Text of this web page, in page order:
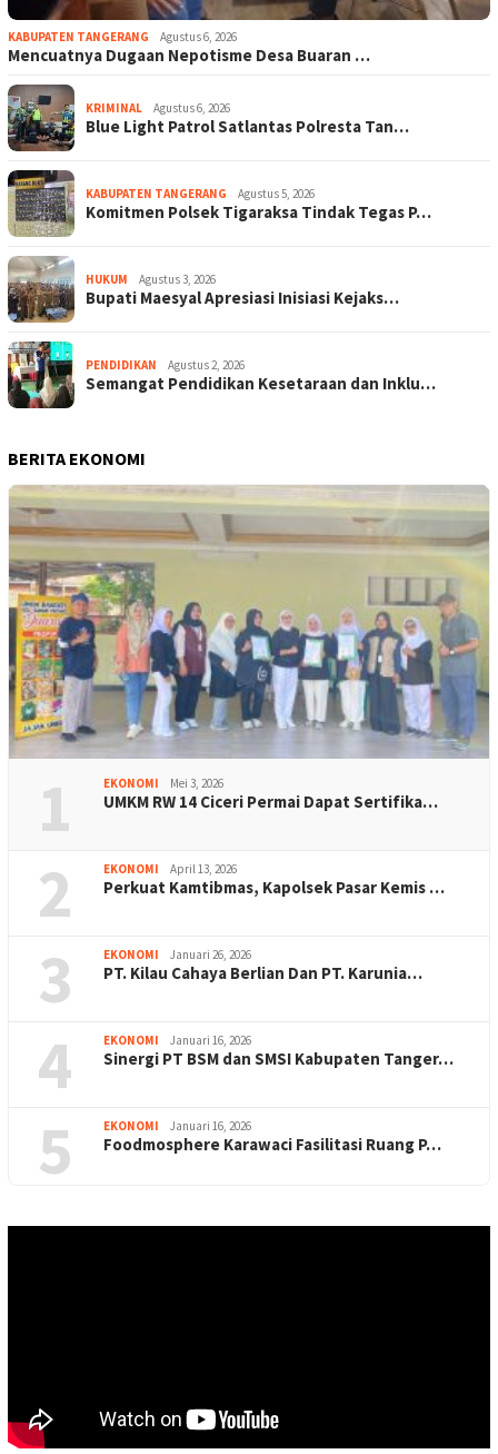
KABUPATEN TANGERANG Agustus 6, 2026
Mencuatnya Dugaan Nepotisme Desa Buaran …
KRIMINAL Agustus 6, 2026
Blue Light Patrol Satlantas Polresta Tan…
KABUPATEN TANGERANG Agustus 5, 2026
Komitmen Polsek Tigaraksa Tindak Tegas P…
HUKUM Agustus 3, 2026
Bupati Maesyal Apresiasi Inisiasi Kejaks…
PENDIDIKAN Agustus 2, 2026
Semangat Pendidikan Kesetaraan dan Inklu…
BERITA EKONOMI
1 EKONOMI Mei 3, 2026
UMKM RW 14 Ciceri Permai Dapat Sertifika…
2 EKONOMI April 13, 2026
Perkuat Kamtibmas, Kapolsek Pasar Kemis …
3 EKONOMI Januari 26, 2026
PT. Kilau Cahaya Berlian Dan PT. Karunia…
4 EKONOMI Januari 16, 2026
Sinergi PT BSM dan SMSI Kabupaten Tanger…
5 EKONOMI Januari 16, 2026
Foodmosphere Karawaci Fasilitasi Ruang P…